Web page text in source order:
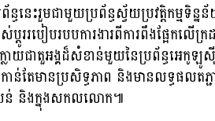
ន្ធនេះរួមជាមួយប្រព័ន្ធស្វ័យប្រវត្តិកម្ម
ប្ដូររបៀបរបបការងារពីការពឹងផ្អែកលើ
លាយជាតួអង្គដ៏សំខាន់មួយនៃប្រព័ន្ធអេកូឡូ
ាន់តែមានប្រសិទ្ធភាព និងមានលទ្ធផល
បន់ និងក្នុងសកលលោក៕